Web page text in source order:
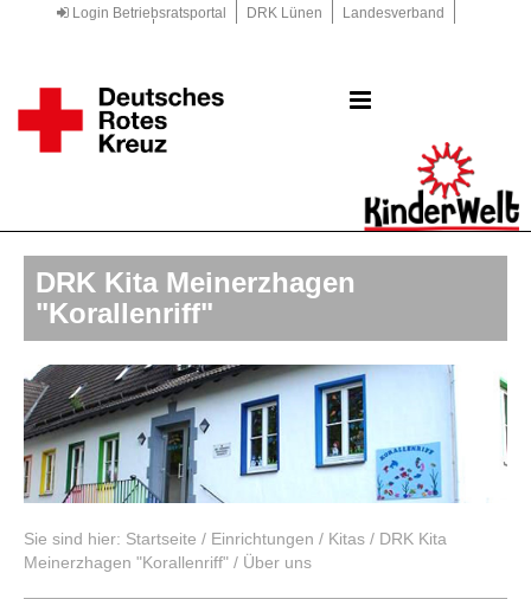
Login Betriebsratsportal DRK Lünen
Landesverband
DRK Kita Meinerzhagen
"Korallenriff"
Sie sind hier: Startseite / Einrichtungen / Kitas / DRK Kita
Meinerzhagen "Korallenriff" / Über uns